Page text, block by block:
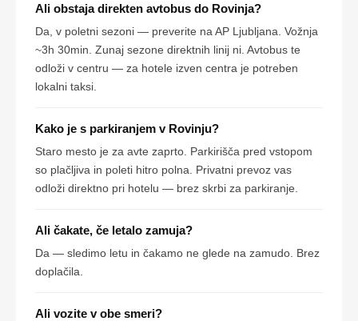
Ali obstaja direkten avtobus do Rovinja?
Da, v poletni sezoni — preverite na AP Ljubljana. Vožnja
~3h 30min. Zunaj sezone direktnih linij ni. Avtobus te
odloži v centru — za hotele izven centra je potreben
lokalni taksi.
Kako je s parkiranjem v Rovinju?
Staro mesto je za avte zaprto. Parkirišča pred vstopom
so plačljiva in poleti hitro polna. Privatni prevoz vas
odloži direktno pri hotelu — brez skrbi za parkiranje.
Ali čakate, če letalo zamuja?
Da — sledimo letu in čakamo ne glede na zamudo. Brez
doplačila.
Ali vozite v obe smeri?